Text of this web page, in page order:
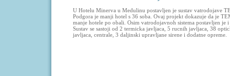
U Hotelu Minerva u Medulinu postavljen je sustav vatrodojave
Podgora je manji hotel s 36 soba. Ovaj projekt dokazuje da je
manje hotele po obali. Osim vatrodojavnoh sistema postavljen je i
Sustav se sastoji od 2 termicka javljaca, 5 rucnih javljaca, 38
javljaca, centrale, 3 daljinski upravljane sirene i dodatne opreme.